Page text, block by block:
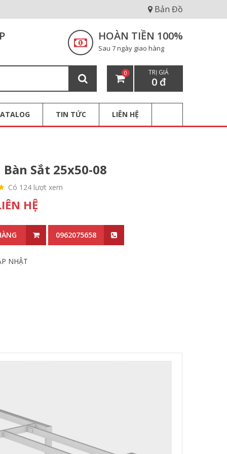
Bản Đồ
HOÀN TIỀN 100%
Sau 7 ngày giao hàng
0 TRỊ GIÁ
0 đ
TIN TỨC LIÊN HỆ
Bàn Sắt 25x50-08
Có 124 lượt xem
HỆ
0962075658
NHẬT